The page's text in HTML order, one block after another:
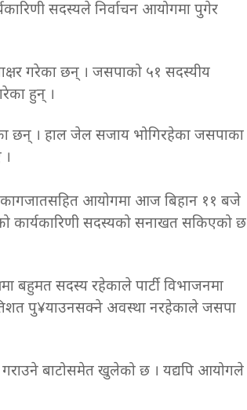
सदस्यले निर्वाचन आयोगमा पुगेर
गरेका छन् । जसपाको ५१ सदस्यीय
हुन् ।
छन् । हाल जेल सजाय भोगिरहेका जसपाका
आयोगमा आज बिहान ११ बजे
कार्यकारिणी सदस्यको सनाखत सकिएको छ
बहुमत सदस्य रहेकाले पार्टी विभाजनमा
पु¥याउनसक्ने अवस्था नरहेकाले जसपा
बाटोसमेत खुलेको छ । यद्यपि आयोगले